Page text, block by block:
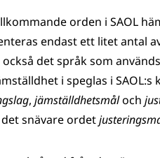
orden i SAOL
endast ett litet antal
det språk som
i speglas i
, jämställdhetsmåloch
snävare ordet